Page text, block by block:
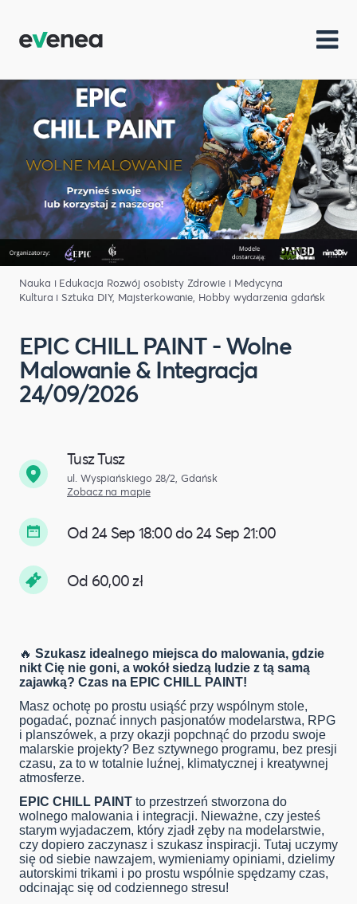
Nauka i Edukacja Rozwój osobisty Zdrowie i Medycyna
Kultura i Sztuka DIY, Majsterkowanie, Hobby wydarzenia gdańsk
EPIC CHILL PAINT - Wolne
Malowanie & Integracja
24/09/2026
Tusz Tusz
ul. Wyspiańskiego 28/2, Gdańsk
Zobacz na mapie
Od 24 Sep 18:00 do 24 Sep 21:00
Od 60,00 zł
🔥 Szukasz idealnego miejsca do malowania, gdzie
nikt Cię nie goni, a wokół siedzą ludzie z tą samą
zajawką? Czas na EPIC CHILL PAINT!
Masz ochotę po prostu usiąść przy wspólnym stole,
pogadać, poznać innych pasjonatów modelarstwa, RPG
i planszówek, a przy okazji popchnąć do przodu swoje
malarskie projekty? Bez sztywnego programu, bez presji
czasu, za to w totalnie luźnej, klimatycznej i kreatywnej
atmosferze.
EPIC CHILL PAINT to przestrzeń stworzona do
wolnego malowania i integracji. Nieważne, czy jesteś
starym wyjadaczem, który zjadł zęby na modelarstwie,
czy dopiero zaczynasz i szukasz inspiracji. Tutaj uczymy
się od siebie nawzajem, wymieniamy opiniami, dzielimy
autorskimi trikami i po prostu wspólnie spędzamy czas,
odcinając się od codziennego stresu!